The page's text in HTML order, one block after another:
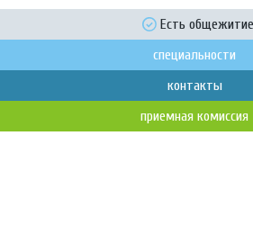
Есть общежитие
специальности
контакты
приемная комиссия